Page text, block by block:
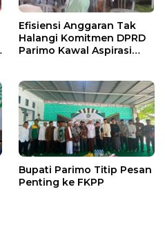
Efisiensi Anggaran Tak
Halangi Komitmen DPRD
Parimo Kawal Aspirasi
Bupati Parimo Titip Pesan
Penting ke FKPP